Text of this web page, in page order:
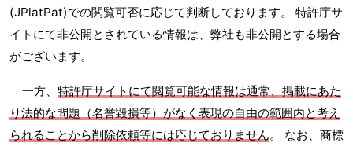
(JPlatPat)での閲覧可否に応じて判断しております。 特許庁サ
イトにて非公開とされている情報は、弊社も非公開とする場合
がございます。
一方、 特許庁サイトにて閲覧可能な情報は通常、掲載にあた
り法的な問題（名誉毀損等）がなく表現の自由の範囲内と考え
られることから削除依頼等には応じておりません。 なお、商標